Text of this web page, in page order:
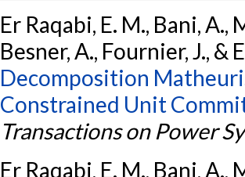
Er Raqabi, E. M., Bani,
Besner, A., Fournier, J., &
Decomposition
Constrained Unit
Transactions on Power
Er Raqabi, E. M., Bani,